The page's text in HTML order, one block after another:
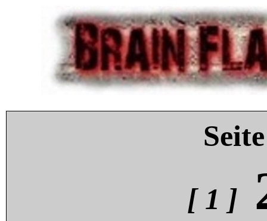
[ 1 ]